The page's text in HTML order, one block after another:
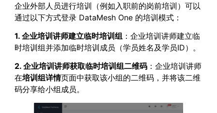
企业外部人员进行培训（例如入职前的岗前培训）可以
通过以下方式登录 DataMesh One 的培训模式：
1. 企业培训讲师建立临时培训组 ：企业培训讲师建立临
时培训组并添加临时培训成员（学员姓名及学员ID）。
2. 企业培训讲师获取临时培训组二维码 ：企业培训讲师
在培训组详情页面中获取该小组的二维码，并将该二维
码分享给小组成员。